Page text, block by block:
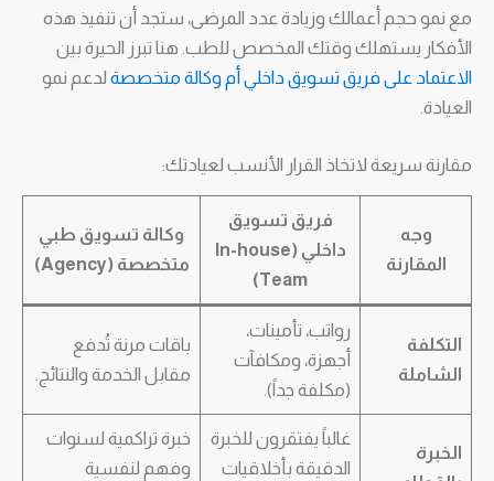
مع نمو حجم أعمالك وزيادة عدد المرضى، ستجد أن تنفيذ هذه
الأفكار يستهلك وقتك المخصص للطب. هنا تبرز الحيرة بين
الاعتماد على فريق تسويق داخلي أم وكالة متخصصة لدعم نمو
العيادة.
مقارنة سريعة لاتخاذ القرار الأنسب لعيادتك:
وجه
المقارنة
فريق تسويق
داخلي (In-house
Team)
وكالة تسويق طبي
متخصصة (Agency)
التكلفة
الشاملة
رواتب، تأمينات،
أجهزة، ومكافآت
(مكلفة جداً).
باقات مرنة تُدفع
مقابل الخدمة والنتائج.
الخبرة
غالباً يفتقرون للخبرة
الدقيقة بأخلاقيات
خبرة تراكمية لسنوات
وفهم لنفسية